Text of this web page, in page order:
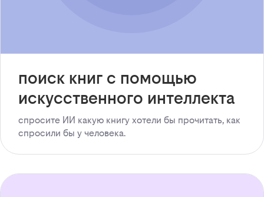
поиск книг с помощью
искусственного интеллекта
спросите ИИ какую книгу хотели бы прочитать, как
спросили бы у человека.